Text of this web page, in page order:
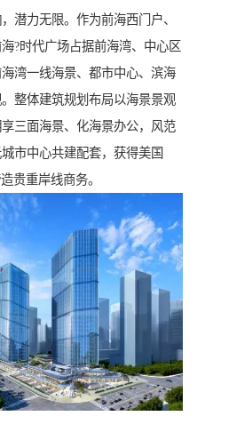
潜力无限。作为前海西门户、
?时代广场占据前海湾、中心区
湾一线海景、都市中心、滨海
整体建筑规划布局以海景景观
三面海景、化海景办公，风范
市中心共建配套，获得美国
贵重岸线商务。